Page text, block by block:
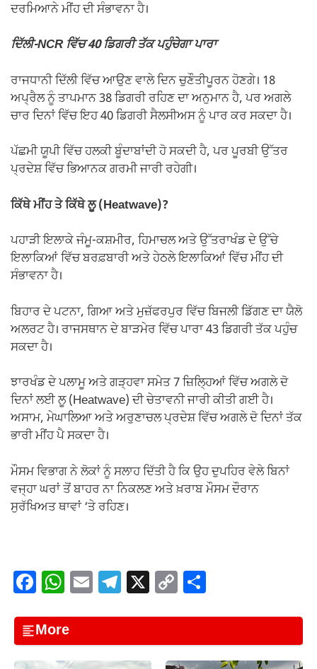
ਦਰਮਿਆਨੇ ਮੀਂਹ ਦੀ ਸੰਭਾਵਨਾ ਹੈ।
ਦਿੱਲੀ-NCR ਵਿੱਚ 40 ਡਿਗਰੀ ਤੱਕ ਪਹੁੰਚੇਗਾ ਪਾਰਾ
ਰਾਜਧਾਨੀ ਦਿੱਲੀ ਵਿੱਚ ਆਉਣ ਵਾਲੇ ਦਿਨ ਚੁਣੌਤੀਪੂਰਨ ਹੋਣਗੇ। 18
ਅਪ੍ਰੈਲ ਨੂੰ ਤਾਪਮਾਨ 38 ਡਿਗਰੀ ਰਹਿਣ ਦਾ ਅਨੁਮਾਨ ਹੈ, ਪਰ ਅਗਲੇ
ਚਾਰ ਦਿਨਾਂ ਵਿੱਚ ਇਹ 40 ਡਿਗਰੀ ਸੈਲਸੀਅਸ ਨੂੰ ਪਾਰ ਕਰ ਸਕਦਾ ਹੈ।
ਪੱਛਮੀ ਯੂਪੀ ਵਿੱਚ ਹਲਕੀ ਬੂੰਦਾਬਾਂਦੀ ਹੋ ਸਕਦੀ ਹੈ, ਪਰ ਪੂਰਬੀ ਉੱਤਰ
ਪ੍ਰਦੇਸ਼ ਵਿੱਚ ਭਿਆਨਕ ਗਰਮੀ ਜਾਰੀ ਰਹੇਗੀ।
ਕਿੱਥੇ ਮੀਂਹ ਤੇ ਕਿੱਥੇ ਲੂ (Heatwave)?
ਪਹਾੜੀ ਇਲਾਕੇ ਜੰਮੂ-ਕਸ਼ਮੀਰ, ਹਿਮਾਚਲ ਅਤੇ ਉੱਤਰਾਖੰਡ ਦੇ ਉੱਚੇ
ਇਲਾਕਿਆਂ ਵਿੱਚ ਬਰਫ਼ਬਾਰੀ ਅਤੇ ਹੇਠਲੇ ਇਲਾਕਿਆਂ ਵਿੱਚ ਮੀਂਹ ਦੀ
ਸੰਭਾਵਨਾ ਹੈ।
ਬਿਹਾਰ ਦੇ ਪਟਨਾ, ਗਿਆ ਅਤੇ ਮੁਜ਼ੱਫਰਪੁਰ ਵਿੱਚ ਬਿਜਲੀ ਡਿੱਗਣ ਦਾ ਯੈਲੋ
ਅਲਰਟ ਹੈ। ਰਾਜਸਥਾਨ ਦੇ ਬਾੜਮੇਰ ਵਿੱਚ ਪਾਰਾ 43 ਡਿਗਰੀ ਤੱਕ ਪਹੁੰਚ
ਸਕਦਾ ਹੈ।
ਝਾਰਖੰਡ ਦੇ ਪਲਾਮੂ ਅਤੇ ਗੜ੍ਹਵਾ ਸਮੇਤ 7 ਜ਼ਿਲ੍ਹਿਆਂ ਵਿੱਚ ਅਗਲੇ ਦੋ
ਦਿਨਾਂ ਲਈ ਲੂ (Heatwave) ਦੀ ਚੇਤਾਵਨੀ ਜਾਰੀ ਕੀਤੀ ਗਈ ਹੈ।
ਅਸਾਮ, ਮੇਘਾਲਿਆ ਅਤੇ ਅਰੁਣਾਚਲ ਪ੍ਰਦੇਸ਼ ਵਿੱਚ ਅਗਲੇ ਦੋ ਦਿਨਾਂ ਤੱਕ
ਭਾਰੀ ਮੀਂਹ ਪੈ ਸਕਦਾ ਹੈ।
ਮੌਸਮ ਵਿਭਾਗ ਨੇ ਲੋਕਾਂ ਨੂੰ ਸਲਾਹ ਦਿੱਤੀ ਹੈ ਕਿ ਉਹ ਦੁਪਹਿਰ ਵੇਲੇ ਬਿਨਾਂ
ਵਜ੍ਹਾ ਘਰਾਂ ਤੋਂ ਬਾਹਰ ਨਾ ਨਿਕਲਣ ਅਤੇ ਖ਼ਰਾਬ ਮੌਸਮ ਦੌਰਾਨ
ਸੁਰੱਖਿਅਤ ਥਾਵਾਂ ‘ਤੇ ਰਹਿਣ।
F
c
e
W
at
s
E T
gr
X C
y e
More